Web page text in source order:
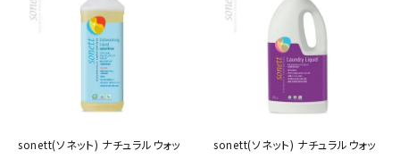
sonett(ソネット) ナチュラルウォッ
sonett(ソネット) ナチュラルウォッ